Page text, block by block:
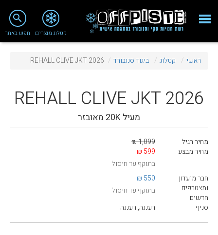
close
ציוד סנובורד
מאמרים
מועדון לקוחות
TeamOPC
עגלת קניות
קטלוג מוצרים
search
חפש באתר
ראשי קטלוג ביגוד סנובורד REHALL CLIVE JKT 2026
REHALL CLIVE JKT 2026
מעיל 20K מאובזר
מחיר רגיל
1,099 ₪
מחיר מבצע
599 ₪
בתוקף עד חיסול
חבר מועדון
ומצטרפים
חדשים
550 ₪
בתוקף עד חיסול
סניף
רעננה, רעננה